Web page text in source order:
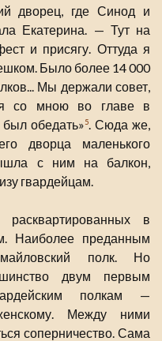
дворец, где Синод и
Екатерина. — Тут на
и присягу. Оттуда я
Было более 14 000
Мы держали совет,
со мною во главе в
обедать»5. Сюда же,
дворца маленького
с ним на балкон,
гвардейцам.
в
Наиболее преданным
полк. Но
двум первым
полкам —
Между ними
соперничество. Сама